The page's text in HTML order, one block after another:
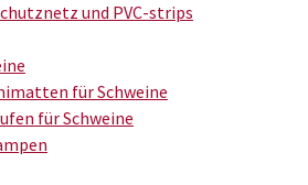
und PVC-strips
für Schweine
für Schweine